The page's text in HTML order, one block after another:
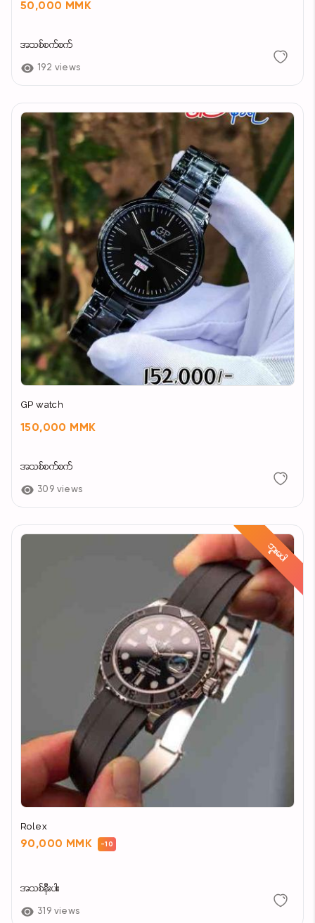
50,000 MMK
အသစ်စက်စက်
192 views
GP watch
150,000 MMK
အသစ်စက်စက်
309 views
ဘူးမပါ
Rolex
90,000 MMK -10
အသစ်နီးပါး
319 views